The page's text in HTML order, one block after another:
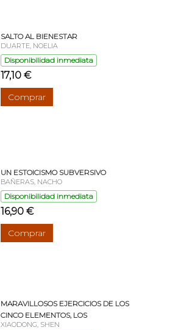
SALTO AL BIENESTAR
DUARTE, NOELIA
Disponibilidad inmediata
17,10 €
Comprar
UN ESTOICISMO SUBVERSIVO
BAÑERAS, NACHO
Disponibilidad inmediata
16,90 €
Comprar
MARAVILLOSOS EJERCICIOS DE LOS
CINCO ELEMENTOS, LOS
XIAODONG, SHEN